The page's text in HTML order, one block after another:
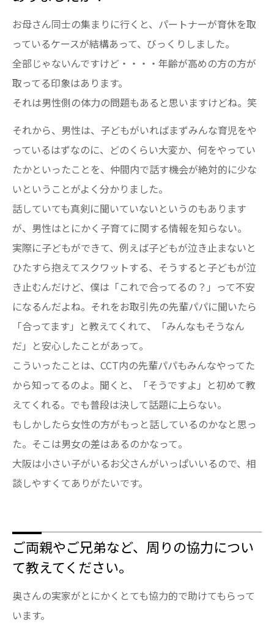
お母さん同士の集まりに行くと、パートナーが育休を取
っているケースが結構あって、びっくりしました。
全部じゃないんですけど・・・・年齢が高めの方の方が
取ってる印象はあります。
それは男性側の体力の問題もあると思いますけどね。笑
それから、男性は、子どもがいればまずみんな育児をや
っているはずなのに、どのくらい大変か、何をやってい
たかといったことを、仲間内で話す機会が絶対的に少な
いということがよく分かりました。
話していても真剣に聞いていないというのもあります
が、男性はとにかく子育てに関する情報を知らない。
実際に子どもができて、例えば子どもが泣き止まないと
ひたすら抱えてスクワットする、そうすると子どもが泣
き止むんだけど、僕は「これで合ってるの？」って不安
になるんだよね。それをお取引先の先輩パパに聞いたら
「合ってます」と教えてくれて、「みんなもそうなん
だ」と安心したことがあって。
こういったことは、CCT内の先輩パパもみんなやってた
から知ってるのよ。聞くと、「そうですよ」と初めて教
えてくれる。でも普段は決して話題に上らない。
もしかしたら女性の方がもっと話しているのかなと思っ
た。そこは男女の差はあるのかなって。
大阪は小さい子がいるお父さんがいっぱいいるので、相
談しやすくてありがたいです。
ご両親やご兄弟など、周りの協力につい
て教えてください。
奥さんの実家がとにかくとても協力的で助けてもらって
います。